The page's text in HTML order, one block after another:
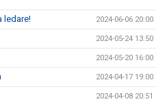
ledare! 2024-06-06 20:00
2024-05-24 13:50
2024-05-20 16:00
2024-04-17 19:00
2024-04-08 20:51